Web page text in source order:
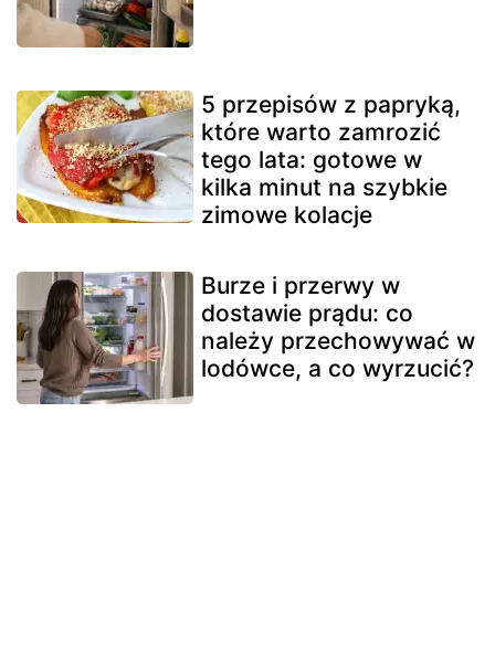
5 przepisów z papryką,
które warto zamrozić
tego lata: gotowe w
kilka minut na szybkie
zimowe kolacje
Burze i przerwy w
dostawie prądu: co
należy przechowywać w
lodówce, a co wyrzucić?